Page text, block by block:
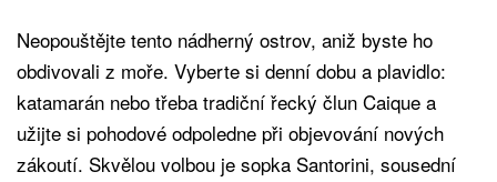
Neopouštějte tento nádherný ostrov, aniž byste ho
obdivovali z moře. Vyberte si denní dobu a plavidlo:
katamarán nebo třeba tradiční řecký člun Caique a
užijte si pohodové odpoledne při objevování nových
zákoutí. Skvělou volbou je sopka Santorini, sousední